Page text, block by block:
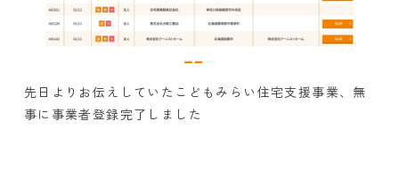
先日よりお伝えしていたこどもみらい住宅支援事業、無
事に事業者登録完了しました